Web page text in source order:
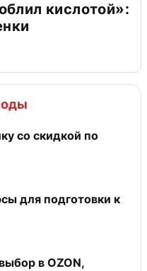
кислотой»:
со скидкой по
для подготовки к
в OZON,